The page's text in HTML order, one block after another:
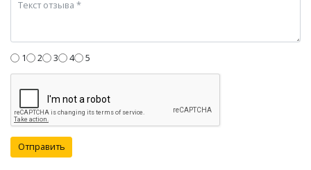
1 2 3 4 5
Отправить